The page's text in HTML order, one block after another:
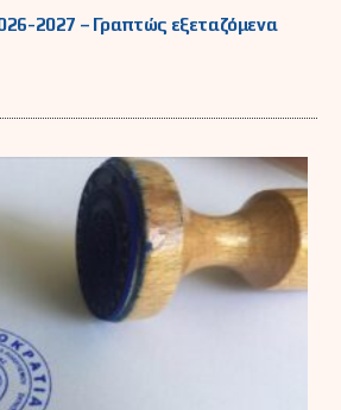
2027 – Γραπτώς εξεταζόμενα